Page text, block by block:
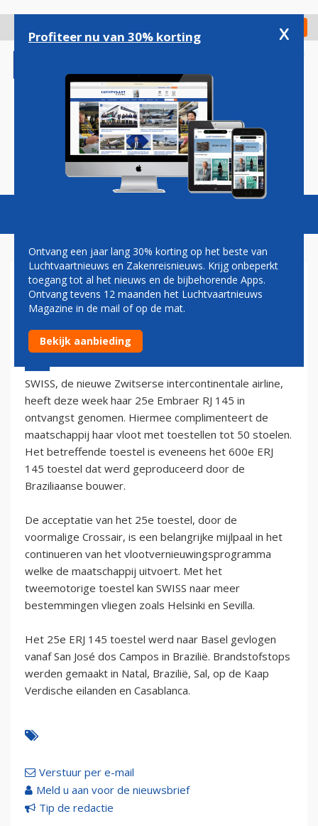
gaan
Check in
Magazine Podcasts Vacatures
SWISS EMBRAER RJ 145
VLOOT IS COMPLEET
31 mei 2002 - 2:00
SWISS, de nieuwe Zwitserse intercontinentale airline,
heeft deze week haar 25e Embraer RJ 145 in
ontvangst genomen. Hiermee complimenteert de
maatschappij haar vloot met toestellen tot 50 stoelen.
Het betreffende toestel is eveneens het 600e ERJ
145 toestel dat werd geproduceerd door de
Braziliaanse bouwer.
De acceptatie van het 25e toestel, door de
voormalige Crossair, is een belangrijke mijlpaal in het
continueren van het vlootvernieuwingsprogramma
welke de maatschappij uitvoert. Met het
tweemotorige toestel kan SWISS naar meer
bestemmingen vliegen zoals Helsinki en Sevilla.
Het 25e ERJ 145 toestel werd naar Basel gevlogen
vanaf San José dos Campos in Brazilië. Brandstofstops
werden gemaakt in Natal, Brazilië, Sal, op de Kaap
Verdische eilanden en Casablanca.
Verstuur per e-mail
Meld u aan voor de nieuwsbrief
Tip de redactie
Profiteer nu van 30% korting x
Ontvang een jaar lang 30% korting op het beste van
Luchtvaartnieuws en Zakenreisnieuws. Krijg onbeperkt
toegang tot al het nieuws en de bijbehorende Apps.
Ontvang tevens 12 maanden het Luchtvaartnieuws
Magazine in de mail of op de mat.
Bekijk aanbieding